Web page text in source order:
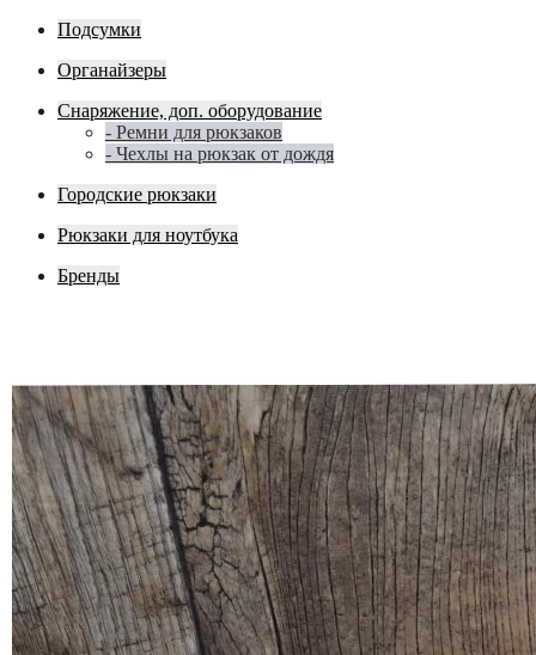
Подсумки
Органайзеры
Снаряжение, доп. оборудование
- Ремни для рюкзаков
- Чехлы на рюкзак от дождя
Городские рюкзаки
Рюкзаки для ноутбука
Бренды